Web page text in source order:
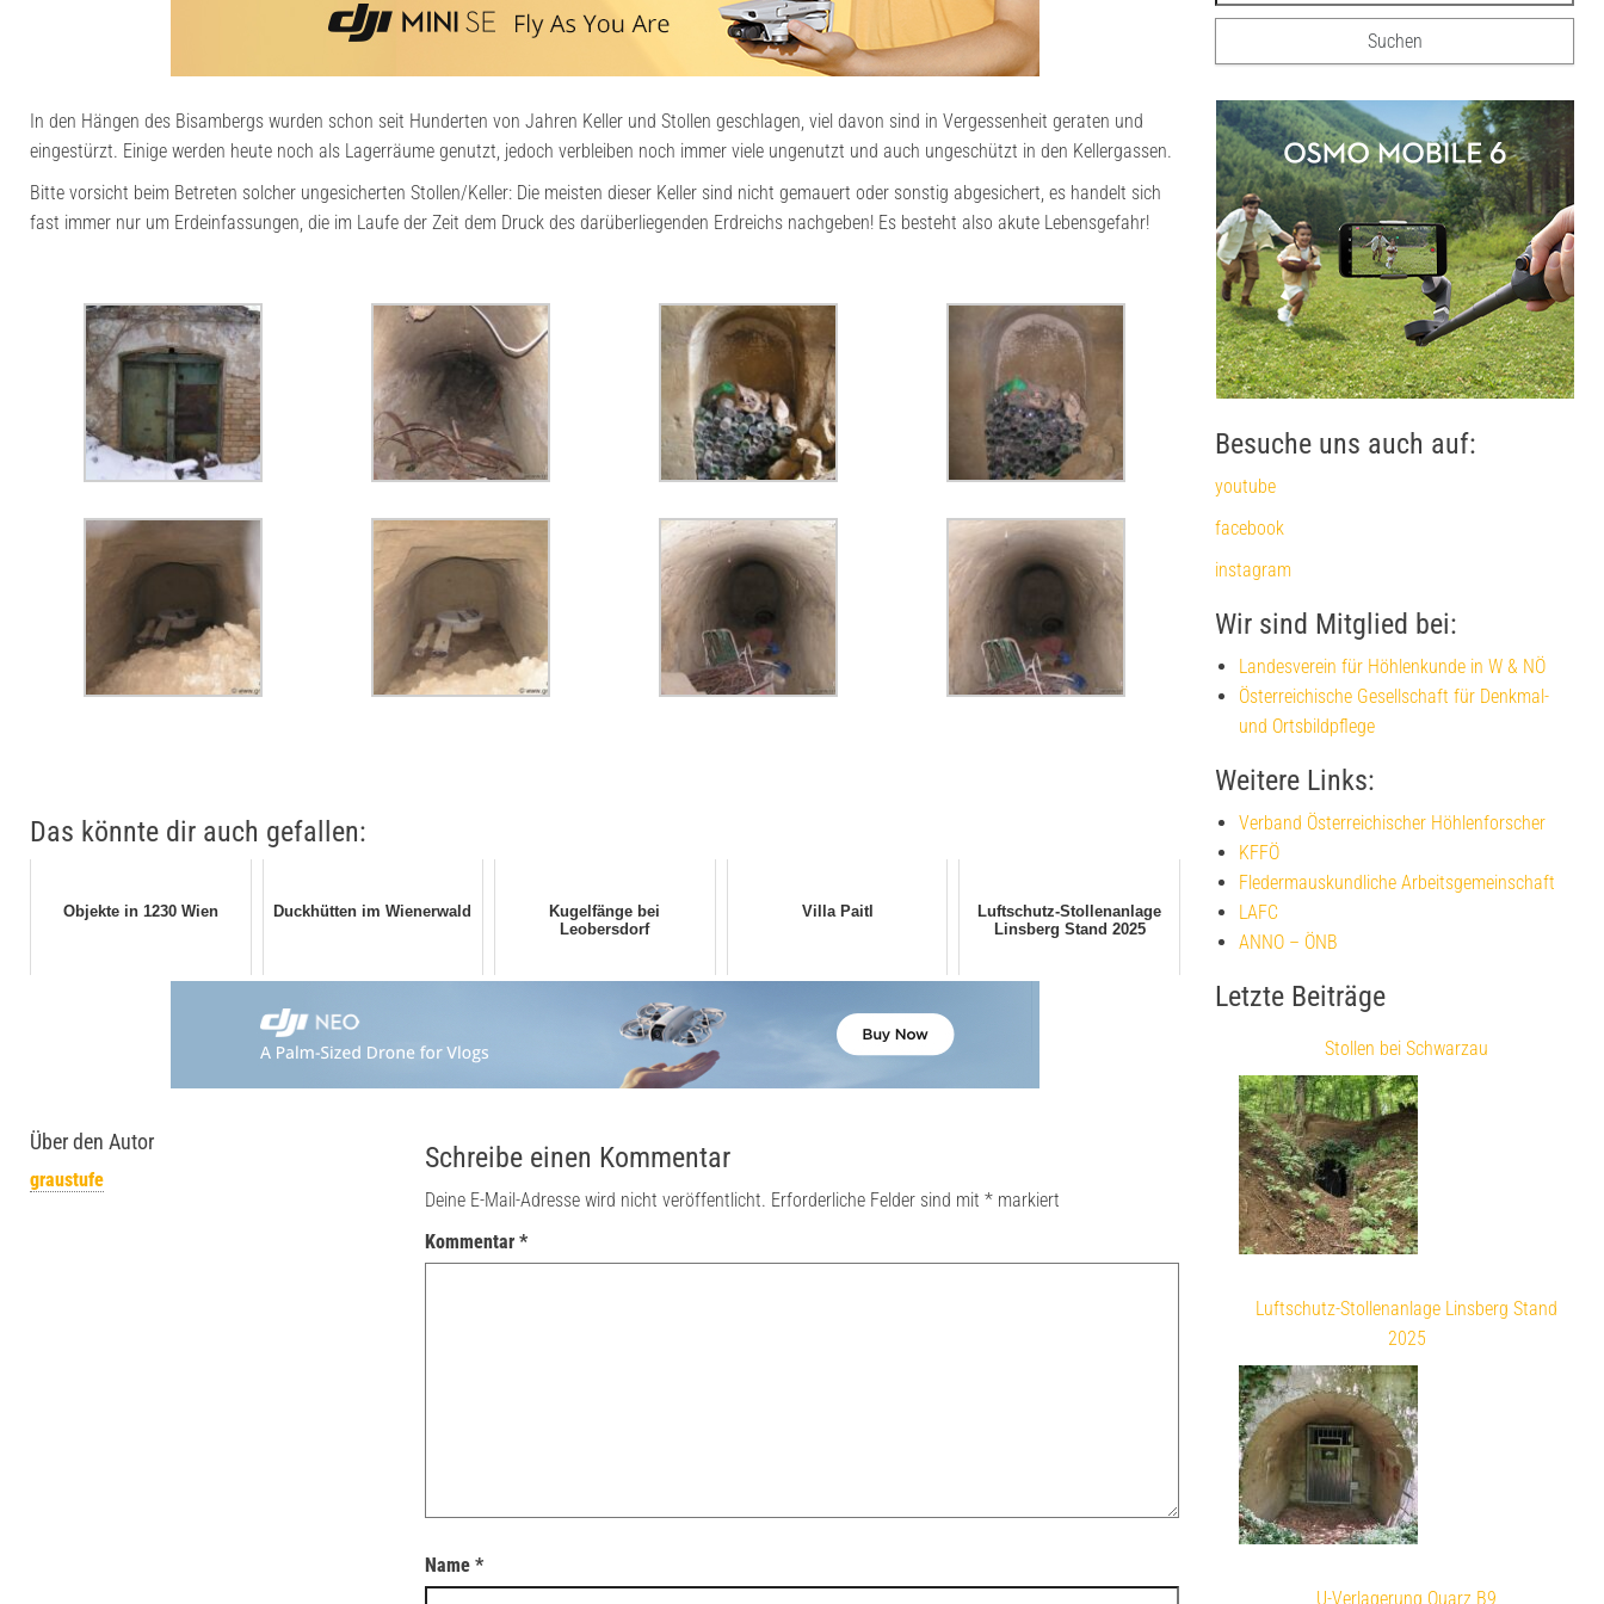
In den Hängen des Bisambergs wurden schon seit Hunderten von Jahren Keller und Stollen geschlagen, viel davon sind in Vergessenheit geraten und
eingestürzt. Einige werden heute noch als Lagerräume genutzt, jedoch verbleiben noch immer viele ungenutzt und auch ungeschützt in den Kellergassen.
Bitte vorsicht beim Betreten solcher ungesicherten Stollen/Keller: Die meisten dieser Keller sind nicht gemauert oder sonstig abgesichert, es handelt sich
fast immer nur um Erdeinfassungen, die im Laufe der Zeit dem Druck des darüberliegenden Erdreichs nachgeben! Es besteht also akute Lebensgefahr!
Das könnte dir auch gefallen:
Objekte in 1230 Wien Duckhütten im Wienerwald
Kugelfänge bei
Leobersdorf
Villa Paitl
Luftschutz-Stollenanlage
Linsberg Stand 2025
Über den Autor
graustufe
Schreibe einen Kommentar
Deine E-Mail-Adresse wird nicht veröffentlicht. Erforderliche Felder sind mit * markiert
Kommentar *
Name *
Besuche uns auch auf:
youtube
facebook
instagram
Wir sind Mitglied bei:
Landesverein für Höhlenkunde in W & NÖ
Österreichische Gesellschaft für Denkmal-
und Ortsbildpflege
Weitere Links:
Verband Österreichischer Höhlenforscher
KFFÖ
Fledermauskundliche Arbeitsgemeinschaft
LAFC
ANNO – ÖNB
Letzte Beiträge
Stollen bei Schwarzau
Luftschutz-Stollenanlage Linsberg Stand
2025
U-Verlagerung Quarz B9